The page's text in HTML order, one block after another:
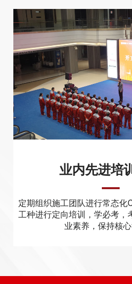
业内先进培
定期组织施工团队进行常态化
工种进行定向培训，学必考，
业素养，保持核